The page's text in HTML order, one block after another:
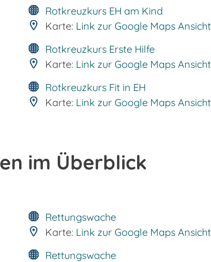
Rotkreuzkurs EH am Kind
Karte: Link zur Google Maps Ansicht
Rotkreuzkurs Erste Hilfe
Karte: Link zur Google Maps Ansicht
Rotkreuzkurs Fit in EH
Karte: Link zur Google Maps Ansicht
im Überblick
Rettungswache
Karte: Link zur Google Maps Ansicht
Rettungswache